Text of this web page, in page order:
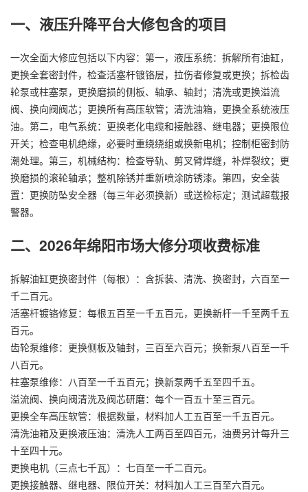
一、液压升降平台大修包含的项目
一次全面大修应包括以下内容：第一，液压系统：拆解所有油缸，
更换全套密封件，检查活塞杆镀铬层，拉伤者修复或更换；拆检齿
轮泵或柱塞泵，更换磨损的侧板、轴承、轴封；清洗或更换溢流
阀、换向阀阀芯；更换所有高压软管；清洗油箱，更换全系统液压
油。第二，电气系统：更换老化电缆和接触器、继电器；更换限位
开关；检查电机绝缘，必要时重绕绕组或换新电机；控制柜密封防
潮处理。第三，机械结构：检查导轨、剪叉臂焊缝，补焊裂纹；更
换磨损的滚轮轴承；整机除锈并重新喷涂防锈漆。第四，安全装
置：更换防坠安全器（每三年必须换新）或送检标定；测试超载报
警器。
二、2026年绵阳市场大修分项收费标准
拆解油缸更换密封件（每根）：含拆装、清洗、换密封，六百至一
千二百元。
活塞杆镀铬修复：每根五百至一千五百元，更换新杆一千至两千五
百元。
齿轮泵维修：更换侧板及轴封，三百至六百元；换新泵八百至一千
八百元。
柱塞泵维修：八百至一千五百元；换新泵两千五至四千五。
溢流阀、换向阀清洗及阀芯研磨：每个一百五十至三百元。
更换全车高压软管：根据数量，材料加人工五百至一千五百元。
清洗油箱及更换液压油：清洗人工两百至四百元，油费另计每升三
十至四十元。
更换电机（三点七千瓦）：七百至一千二百元。
更换接触器、继电器、限位开关：材料加人工三百至六百元。